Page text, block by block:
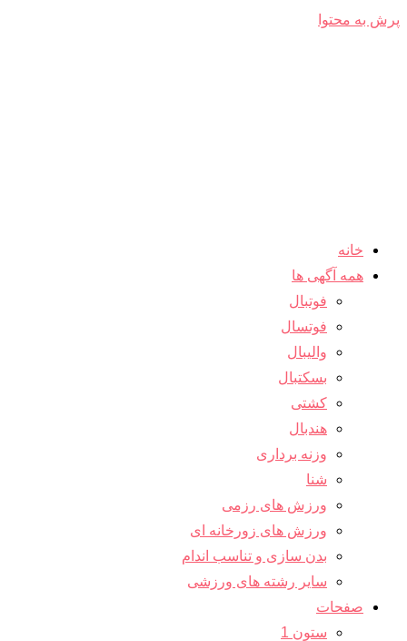
پرش به محتوا
خانه
همه آگهی ها
فوتبال
فوتسال
والیبال
بسکتبال
کشتی
هندبال
وزنه برداری
شنا
ورزش های رزمی
ورزش های زورخانه ای
بدن سازی و تناسب اندام
سایر رشته های ورزشی
صفحات
ستون 1